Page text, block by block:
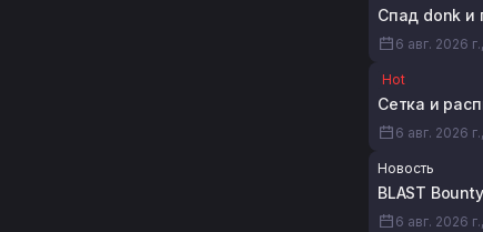
Спад donk и
6 авг. 2026
Hot
Сетка и
6 авг. 2026
Новость
BLAST
6 авг. 2026